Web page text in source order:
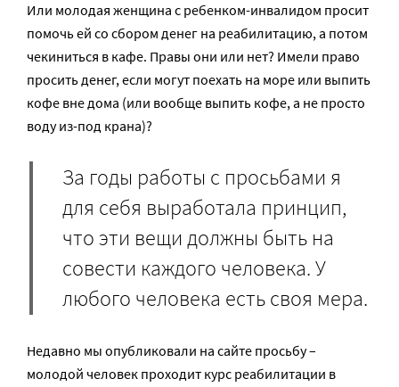
Или молодая женщина с ребенком-инвалидом просит
помочь ей со сбором денег на реабилитацию, а потом
чекиниться в кафе. Правы они или нет? Имели право
просить денег, если могут поехать на море или выпить
кофе вне дома (или вообще выпить кофе, а не просто
воду из-под крана)?
За годы работы с просьбами я
для себя выработала принцип,
что эти вещи должны быть на
совести каждого человека. У
любого человека есть своя мера.
Недавно мы опубликовали на сайте просьбу –
молодой человек проходит курс реабилитации в